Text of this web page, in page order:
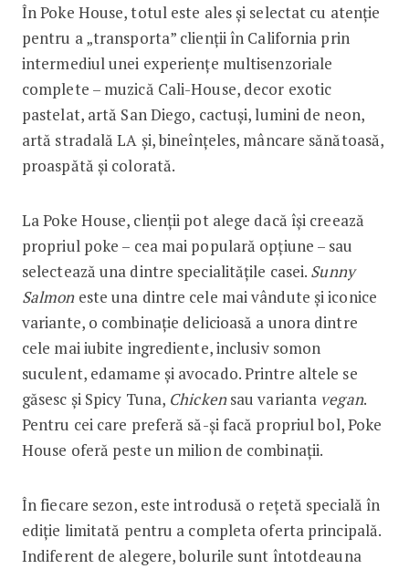
În Poke House, totul este ales și selectat cu atenție
pentru a „transporta” clienții în California prin
intermediul unei experiențe multisenzoriale
complete – muzică Cali-House, decor exotic
pastelat, artă San Diego, cactuși, lumini de neon,
artă stradală LA și, bineînțeles, mâncare sănătoasă,
proaspătă și colorată.
La Poke House, clienții pot alege dacă își creează
propriul poke – cea mai populară opțiune – sau
selectează una dintre specialitățile casei. Sunny
Salmoneste una dintre cele mai vândute și iconice
variante, o combinație delicioasă a unora dintre
cele mai iubite ingrediente, inclusiv somon
suculent, edamame și avocado. Printre altele se
găsesc și Spicy Tuna, Chickensau varianta vegan.
Pentru cei care preferă să-și facă propriul bol, Poke
House oferă peste un milion de combinații.
În fiecare sezon, este introdusă o rețetă specială în
ediție limitată pentru a completa oferta principală.
Indiferent de alegere, bolurile sunt întotdeauna